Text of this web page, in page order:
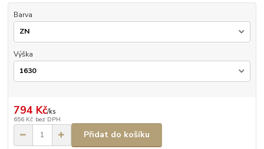
Barva
Výška
794 Kč/ks
656 Kč bez DPH
Přidat do košíku